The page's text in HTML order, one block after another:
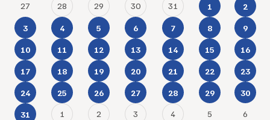
27 28 29 30 31 1 2
3 4 5 6 7 8 9
10 11 12 13 14 15 16
17 18 19 20 21 22 23
24 25 26 27 28 29 30
31 1 2 3 4 5 6